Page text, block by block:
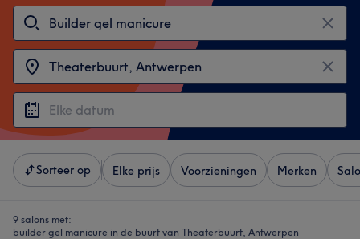
Sorteer op Elke prijs Voorzieningen Merken
9 salons met:
builder gel manicure in de buurt van Theaterbuurt, Antwerpen